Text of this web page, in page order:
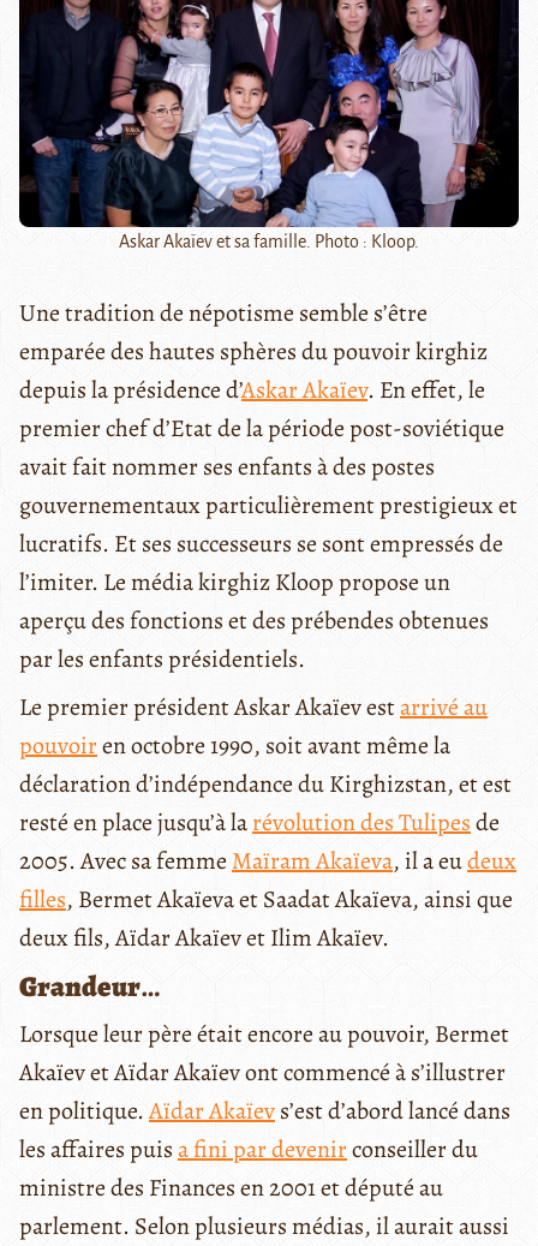
Askar Akaïev et sa famille. Photo : Kloop.
Une tradition de népotisme semble s’être
emparée des hautes sphères du pouvoir kirghiz
depuis la présidence d’Askar Akaïev. En effet, le
premier chef d’Etat de la période post-soviétique
avait fait nommer ses enfants à des postes
gouvernementaux particulièrement prestigieux et
lucratifs. Et ses successeurs se sont empressés de
l’imiter. Le média kirghiz Kloop propose un
aperçu des fonctions et des prébendes obtenues
par les enfants présidentiels.
Le premier président Askar Akaïev estarrivé au
pouvoiren octobre 1990, soit avant même la
déclaration d’indépendance du Kirghizstan, et est
resté en place jusqu’à larévolution des Tulipesde
2005. Avec sa femmeMaïram Akaïeva, il a eudeux
filles, Bermet Akaïeva et Saadat Akaïeva, ainsi que
deux fils, Aïdar Akaïev et Ilim Akaïev.
Grandeur…
Lorsque leur père était encore au pouvoir, Bermet
Akaïev et Aïdar Akaïev ont commencé à s’illustrer
en politique.Aïdar Akaïevs’est d’abord lancé dans
les affaires puisa fini par devenirconseiller du
ministre des Finances en 2001 et député au
parlement. Selon plusieurs médias, il aurait aussi